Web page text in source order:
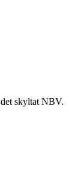
skyltat NBV.